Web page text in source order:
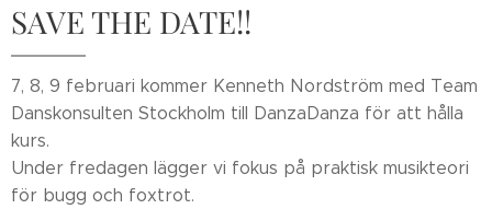
SAVE THE DATE!!
7, 8, 9 februari kommer Kenneth Nordström med Team
Danskonsulten Stockholm till DanzaDanza för att hålla
kurs.
Under fredagen lägger vi fokus på praktisk musikteori
för bugg och foxtrot.